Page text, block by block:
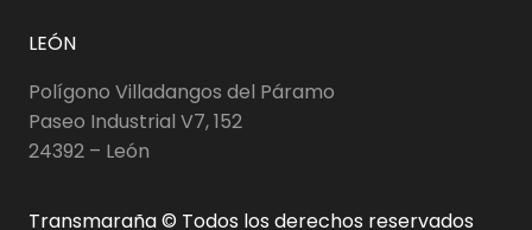
LEÓN
Polígono Villadangos del Páramo
Paseo Industrial V7, 152
24392 – León
Transmaraña © Todos los derechos reservados